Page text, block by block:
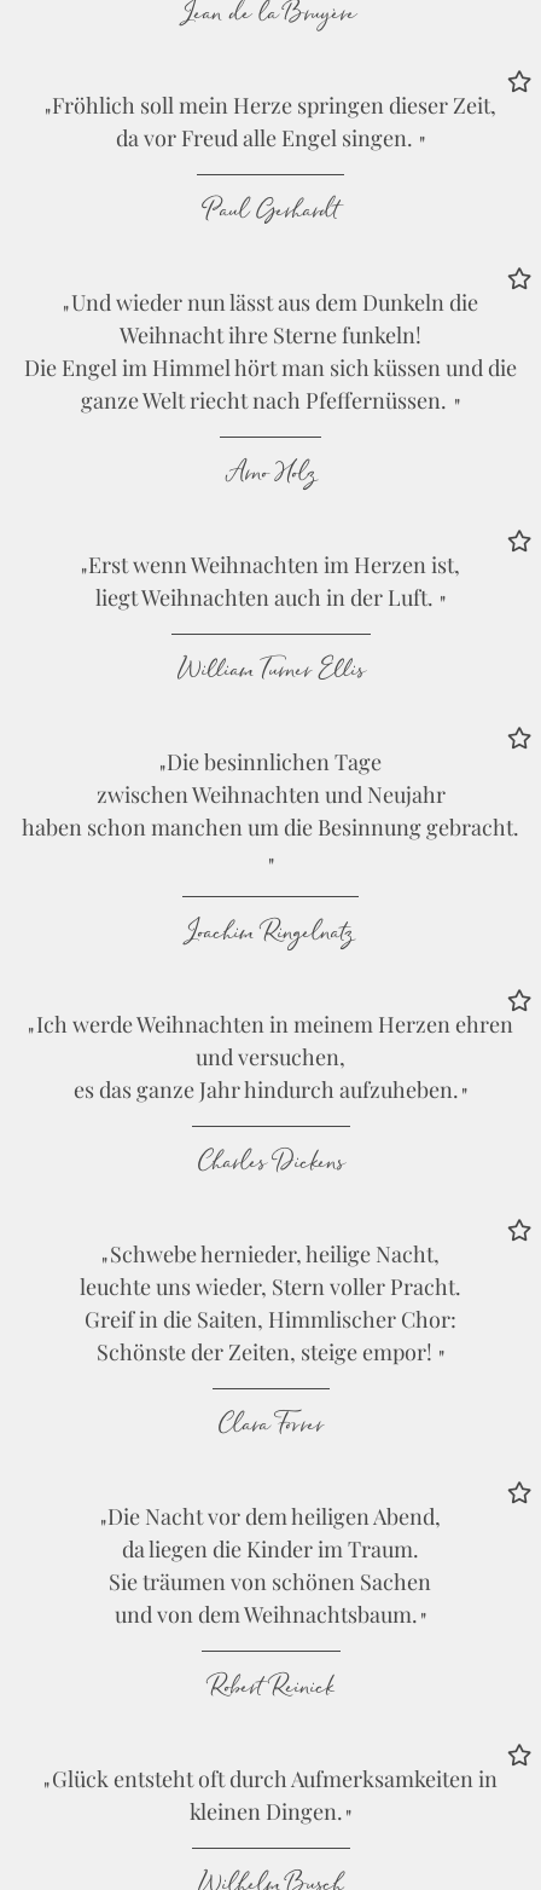
Jean de la Bruyère
Fröhlich soll mein Herze springen dieser Zeit,
da vor Freud alle Engel singen.
Paul Gerhardt
Und wieder nun lässt aus dem Dunkeln die
Weihnacht ihre Sterne funkeln!
Die Engel im Himmel hört man sich küssen und die
ganze Welt riecht nach Pfeffernüssen.
Arno Holz
Erst wenn Weihnachten im Herzen ist,
liegt Weihnachten auch in der Luft.
William Turner Ellis
Die besinnlichen Tage
zwischen Weihnachten und Neujahr
haben schon manchen um die Besinnung gebracht.
Joachim Ringelnatz
Ich werde Weihnachten in meinem Herzen ehren
und versuchen,
es das ganze Jahr hindurch aufzuheben.
Charles Dickens
Schwebe hernieder, heilige Nacht,
leuchte uns wieder, Stern voller Pracht.
Greif in die Saiten, Himmlischer Chor:
Schönste der Zeiten, steige empor!
Clara Forrer
Die Nacht vor dem heiligen Abend,
da liegen die Kinder im Traum.
Sie träumen von schönen Sachen
und von dem Weihnachtsbaum.
Robert Reinick
Glück entsteht oft durch Aufmerksamkeiten in
kleinen Dingen.